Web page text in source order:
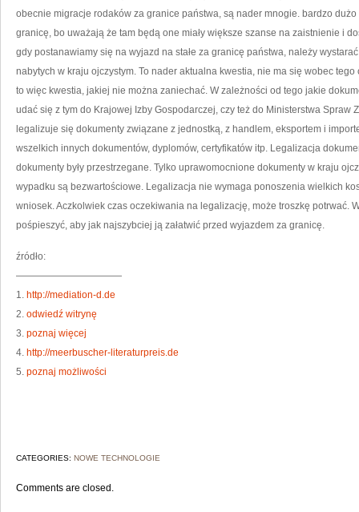
obecnie migracje rodaków za granice państwa, są nader mnogie. bardzo
granicę, bo uważają że tam będą one miały większe szanse na zaistnienie i
gdy postanawiamy się na wyjazd na stałe za granicę państwa, należy
nabytych w kraju ojczystym. To nader aktualna kwestia, nie ma się wobec
to więc kwestia, jakiej nie można zaniechać. W zależności od tego jakie
udać się z tym do Krajowej Izby Gospodarczej, czy też do Ministerstwa Spraw
legalizuje się dokumenty związane z jednostką, z handlem, eksportem i
wszelkich innych dokumentów, dyplomów, certyfikatów itp. Legalizacja
dokumenty były przestrzegane. Tylko uprawomocnione dokumenty w kraju
wypadku są bezwartościowe. Legalizacja nie wymaga ponoszenia wielkich
wniosek. Aczkolwiek czas oczekiwania na legalizację, może troszkę potrwać.
pośpieszyć, aby jak najszybciej ją załatwić przed wyjazdem za granicę.
źródło:
———————————
1. http://mediation-d.de
2. odwiedź witrynę
3. poznaj więcej
4. http://meerbuscher-literaturpreis.de
5. poznaj możliwości
CATEGORIES: NOWE TECHNOLOGIE
Comments are closed.